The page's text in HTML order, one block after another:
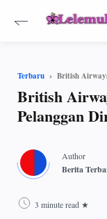
Terbaru British
British
Pelanggan
3 minute read